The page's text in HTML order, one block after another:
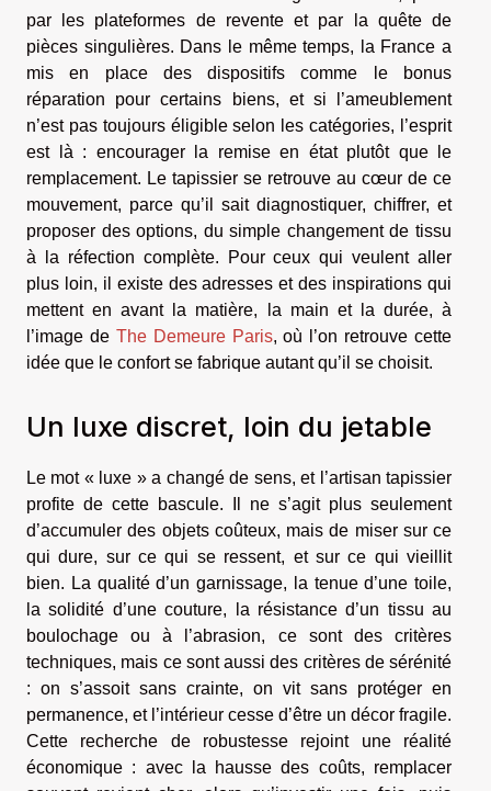
par les plateformes de revente et par la quête de
pièces singulières. Dans le même temps, la France a
mis en place des dispositifs comme le bonus
réparation pour certains biens, et si l’ameublement
n’est pas toujours éligible selon les catégories, l’esprit
est là : encourager la remise en état plutôt que le
remplacement. Le tapissier se retrouve au cœur de ce
mouvement, parce qu’il sait diagnostiquer, chiffrer, et
proposer des options, du simple changement de tissu
à la réfection complète. Pour ceux qui veulent aller
plus loin, il existe des adresses et des inspirations qui
mettent en avant la matière, la main et la durée, à
l’image de The Demeure Paris, où l’on retrouve cette
idée que le confort se fabrique autant qu’il se choisit.
Un luxe discret, loin du jetable
Le mot « luxe » a changé de sens, et l’artisan tapissier
profite de cette bascule. Il ne s’agit plus seulement
d’accumuler des objets coûteux, mais de miser sur ce
qui dure, sur ce qui se ressent, et sur ce qui vieillit
bien. La qualité d’un garnissage, la tenue d’une toile,
la solidité d’une couture, la résistance d’un tissu au
boulochage ou à l’abrasion, ce sont des critères
techniques, mais ce sont aussi des critères de sérénité
: on s’assoit sans crainte, on vit sans protéger en
permanence, et l’intérieur cesse d’être un décor fragile.
Cette recherche de robustesse rejoint une réalité
économique : avec la hausse des coûts, remplacer